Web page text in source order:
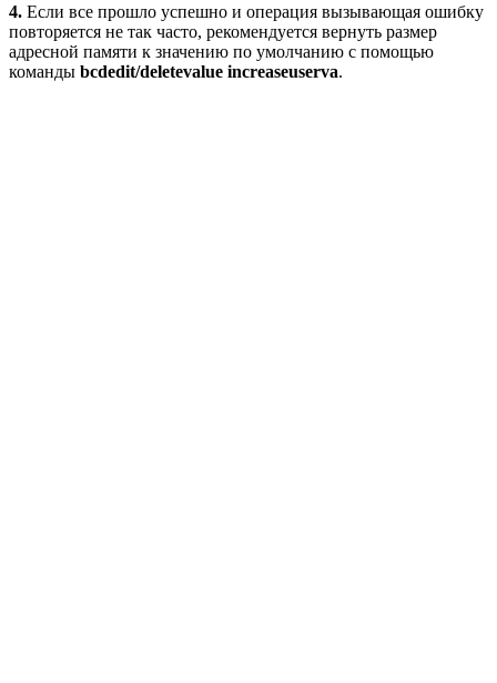
4. Если все прошло успешно и операция вызывающая ошибку
повторяется не так часто, рекомендуется вернуть размер
адресной памяти к значению по умолчанию с помощью
команды bcdedit/deletevalue increaseuserva.